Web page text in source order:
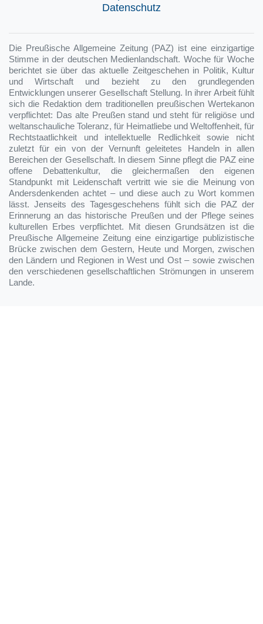
Datenschutz
Die Preußische Allgemeine Zeitung (PAZ) ist eine einzigartige
Stimme in der deutschen Medienlandschaft. Woche für Woche
berichtet sie über das aktuelle Zeitgeschehen in Politik, Kultur
und Wirtschaft und bezieht zu den grundlegenden
Entwicklungen unserer Gesellschaft Stellung. In ihrer Arbeit fühlt
sich die Redaktion dem traditionellen preußischen Wertekanon
verpflichtet: Das alte Preußen stand und steht für religiöse und
weltanschauliche Toleranz, für Heimatliebe und Weltoffenheit, für
Rechtstaatlichkeit und intellektuelle Redlichkeit sowie nicht
zuletzt für ein von der Vernunft geleitetes Handeln in allen
Bereichen der Gesellschaft. In diesem Sinne pflegt die PAZ eine
offene Debattenkultur, die gleichermaßen den eigenen
Standpunkt mit Leidenschaft vertritt wie sie die Meinung von
Andersdenkenden achtet – und diese auch zu Wort kommen
lässt. Jenseits des Tagesgeschehens fühlt sich die PAZ der
Erinnerung an das historische Preußen und der Pflege seines
kulturellen Erbes verpflichtet. Mit diesen Grundsätzen ist die
Preußische Allgemeine Zeitung eine einzigartige publizistische
Brücke zwischen dem Gestern, Heute und Morgen, zwischen
den Ländern und Regionen in West und Ost – sowie zwischen
den verschiedenen gesellschaftlichen Strömungen in unserem
Lande.